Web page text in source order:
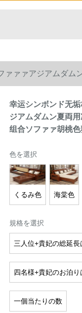
ァァアジアムダム
幸运シンボンド无
ジアムダムン夏両
组合ソファァ胡桃
色を選択
くるみ色 海棠色
規格を選択
三人位+貴妃の総延長
四名様+貴妃のお泊
一個当たりの数